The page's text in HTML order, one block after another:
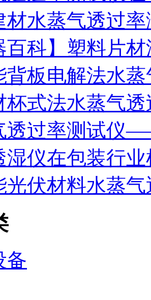
材水蒸气透过
百科】塑料片
背板电解法水
杯式法水蒸气
透过率测试仪
湿仪在包装行
光伏材料水蒸
备